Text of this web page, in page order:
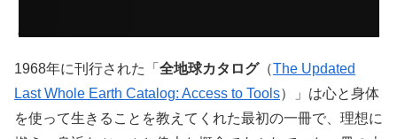
1968年に刊行された「 全地球カタログ（The Updated
Last Whole Earth Catalog: Access to Tools）」は心と身体
を使って生きることを教えてくれた最初の一冊で、理想に